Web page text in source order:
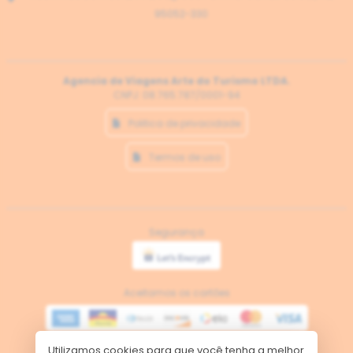
Agencia de Viagens Arte do Turismo LTDA.
CNPJ: 08.765.787/0001-94
Politica de privacidade
Termos de uso
Segurança
Aceitamos os cartões